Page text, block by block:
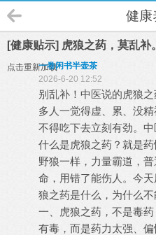
健康
[健康贴示] 虎狼之药，莫乱补
点击重新加载一卷闲书半壶茶
2026-6-20 12:52
别乱补！中医说的虎狼
多人一觉得虚、累、没精
不得吃下去立刻有劲。中
什么是虎狼之药？就是
野狼一样，力量霸道，
命，用错了能伤人。今
狼之药是什么，为什么不
一、虎狼之药，不是毒
有毒，而是药力太强、